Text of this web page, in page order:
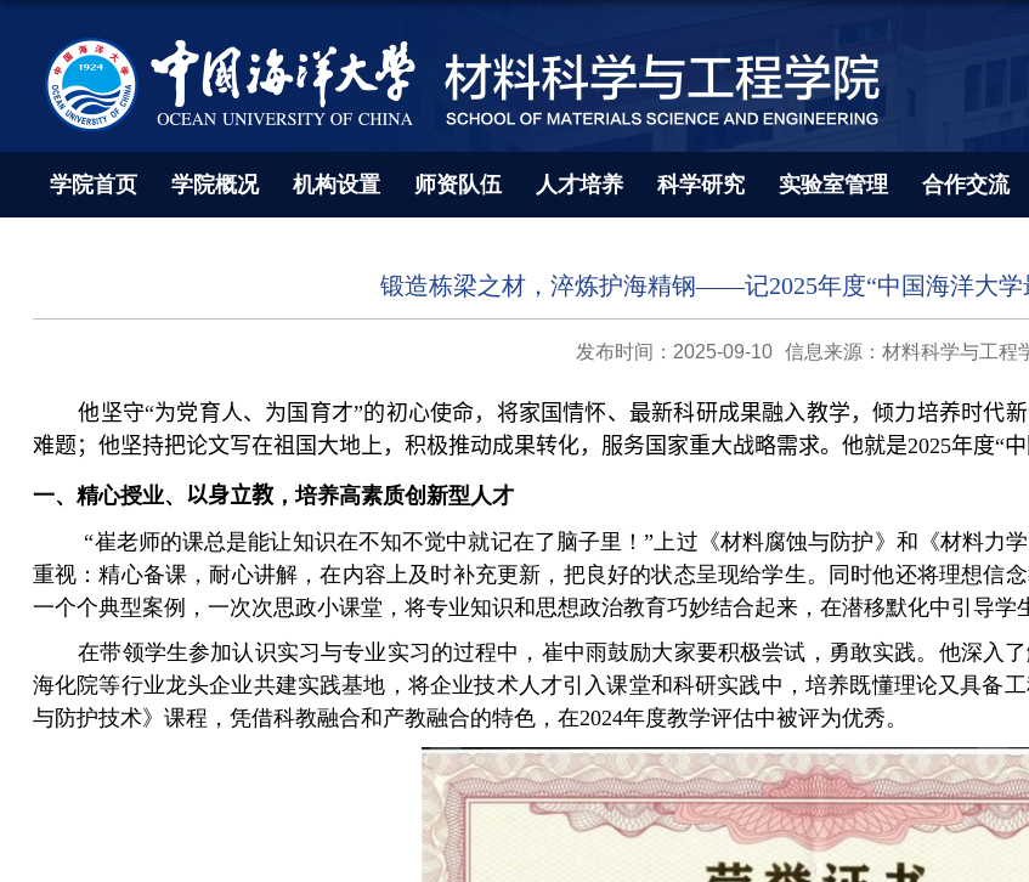
学院首页 学院概况 机构设置 师资队伍 人才培养 科学研究 实验室管理 合作交流
锻造栋梁之材，淬炼护海精钢——记2025年度“中国海洋大学
发布时间：2025-09-10 信息来源：材料科学与工程
他坚守“为党育人、为国育才”的初心使命，将家国情怀、最新科研成果融入教学，倾力培养时代
难题 ； 他坚持把论文写在祖国大地上 ， 积极推动成果转化，服务国家重大战略需求。他就是2025年度“
一、精心授业、 以身立教，培养高素质创新型人才
“崔老师的课总是能让知识在不知不觉中就记在了脑子里！”上过《材料腐蚀与防护》和《材料力
重视：精心备课，耐心讲解，在内容上及时补充更新，把良好的状态呈现给学生。同时他还将理想信
一个个典型案例，一次次思政小课堂，将专业知识和思想政治教育巧妙结合起来，在潜移默化中引导学
在带领学生参加认识实习与专业实习的过程中，崔中雨鼓励大家要积极尝试，勇敢实践。他深入
海化院等行业龙头企业共建实践基地，将企业技术人才引入课堂和科研实践中，培养既懂理论又具备
与防护技术》课程，凭借科教融合和产教融合的特色，在2024年度教学评估中被评为优秀。